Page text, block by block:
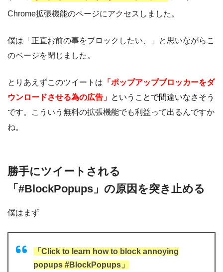
Chrome拡張機能のページにアクセスしました。
僕は「正直お前の事をブロックしたい、」と思いながらこ
のページを閉じました。
とりあえずこのツイートは 「ポップアップブロッカーをダ
ウンロードさせる為の広告」 ということで間違いなさそう
です。こういう無料の拡張機能でも利益って出るんですか
ね。
勝手にツイートされる
「#BlockPopups」の原因を突き止める
僕はまず
「Click to learn how to block annoying
popups #BlockPopups」